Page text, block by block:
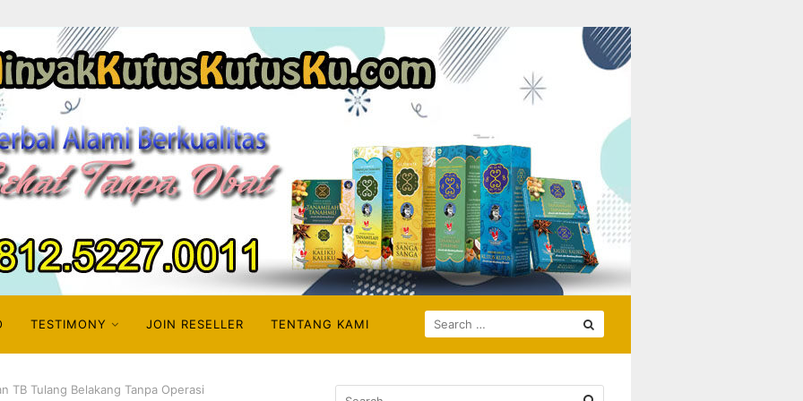
TESTIMONY JOIN RESELLER TENTANG KAMI
SEARCH
FOR:
TB Tulang Belakang Tanpa Operasi
Search